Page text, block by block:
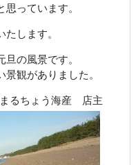
っています。
します。
の風景です。
観がありました。
まるちょう海産 店主